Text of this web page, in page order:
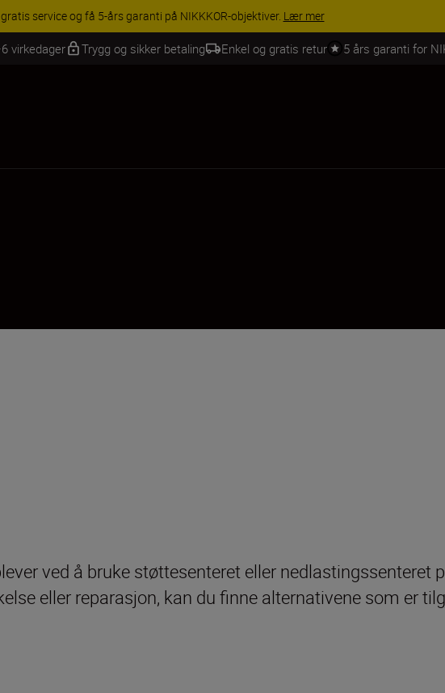
| Få 15 % rabatt på utvalgt tilbehør, gjør fotoutstyret komplett i dag.
virkedager Trygg og sikker betaling Enkel og gratis retur 5 års garanti for
ved å bruke støttesenteret eller nedlastingssenteret
eller reparasjon, kan du finne alternativene som er